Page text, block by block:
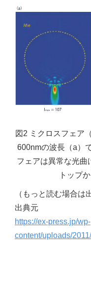
図2 ミクロスフェア
600nmの波長（a）
フェアは異常な光曲
トップ
（もっと読む場合は
出典元
https://ex-press.jp/wp-
content/uploads/